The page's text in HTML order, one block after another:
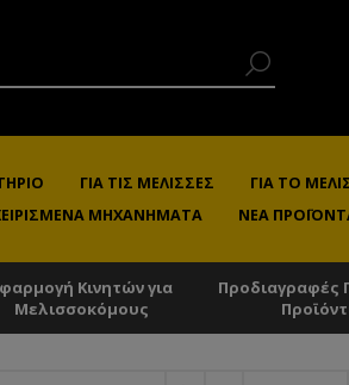
ΓΙΑ ΤΙΣ ΜΈΛΙΣΣΕΣ ΓΙΑ ΤΟ
ΜΗΧΑΝΉΜΑΤΑ ΝΈΑ
Κινητών για
Μελισσοκόμους
Προδιαγραφές